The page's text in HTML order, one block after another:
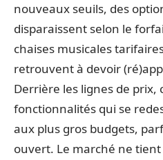
nouveaux seuils, des
disparaissent selon le
chaises musicales
retrouvent à devoir
Derrière les lignes de prix,
fonctionnalités qui se
aux plus gros budgets,
ouvert. Le marché ne